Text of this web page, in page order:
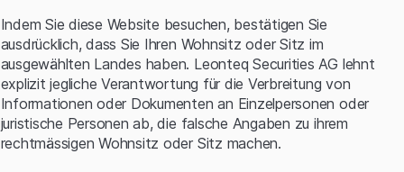
Serverfehler.
Indem Sie diese Website besuchen, bestätigen Sie
ausdrücklich, dass Sie Ihren Wohnsitz oder Sitz im
ausgewählten Landes haben. Leonteq Securities AG lehnt
explizit jegliche Verantwortung für die Verbreitung von
Informationen oder Dokumenten an Einzelpersonen oder
juristische Personen ab, die falsche Angaben zu ihrem
rechtmässigen Wohnsitz oder Sitz machen.